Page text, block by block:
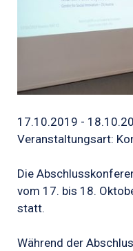
17.10.2019 -
Veranstaltungsart:
Die
vom 17. bis 18.
statt.
Während der